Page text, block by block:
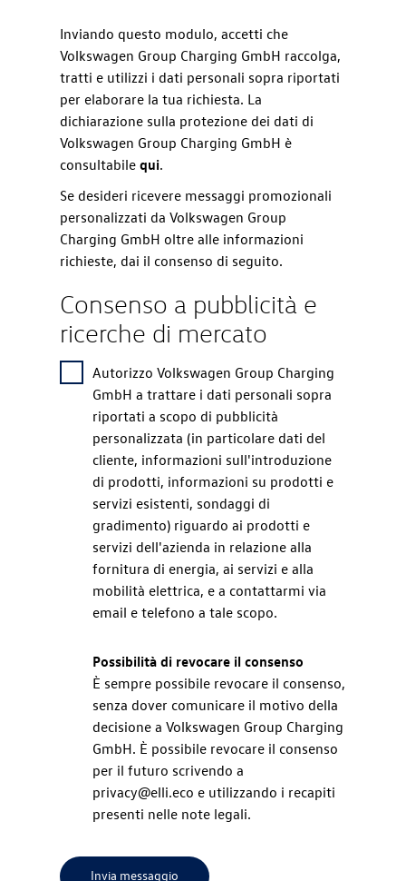
Inviando questo modulo, accetti che
Volkswagen Group Charging GmbH raccolga,
tratti e utilizzi i dati personali sopra riportati
per elaborare la tua richiesta. La
dichiarazione sulla protezione dei dati di
Volkswagen Group Charging GmbH è
consultabile qui.
Se desideri ricevere messaggi promozionali
personalizzati da Volkswagen Group
Charging GmbH oltre alle informazioni
richieste, dai il consenso di seguito.
Consenso a pubblicità e
ricerche di mercato
Autorizzo Volkswagen Group Charging
GmbH a trattare i dati personali sopra
riportati a scopo di pubblicità
personalizzata (in particolare dati del
cliente, informazioni sull'introduzione
di prodotti, informazioni su prodotti e
servizi esistenti, sondaggi di
gradimento) riguardo ai prodotti e
servizi dell'azienda in relazione alla
fornitura di energia, ai servizi e alla
mobilità elettrica, e a contattarmi via
email e telefono a tale scopo.
Possibilità di revocare il consenso
È sempre possibile revocare il consenso,
senza dover comunicare il motivo della
decisione a Volkswagen Group Charging
GmbH. È possibile revocare il consenso
per il futuro scrivendo a
privacy@elli.eco e utilizzando i recapiti
presenti nelle note legali.